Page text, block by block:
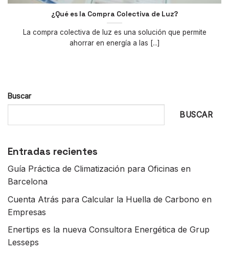
Buscar
BUSCAR
Entradas recientes
Guía Práctica de Climatización para Oficinas en
Barcelona
Cuenta Atrás para Calcular la Huella de Carbono en
Empresas
Enertips es la nueva Consultora Energética de Grup
Lesseps
¿Qué es la Compra Colectiva de Luz?
La compra colectiva de luz es una solución que permite
ahorrar en energía a las [...]